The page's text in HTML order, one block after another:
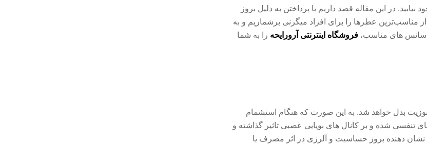
در این مقاله قصد داریم با پرداختن به دلیل بروز
عطرها را برای افراد میگرنی برشماریم و به
اسانس های مناسب، فروشگاه اینترنتی آرورایحه را به شما
بدل خواهد شد. به این صورت که هنگام استشمام
شده و بر کانال های بویایی عصبی تاثیر گذاشته و
دهنده بروز حساسیت و آلرژی در اثر مصرف یا